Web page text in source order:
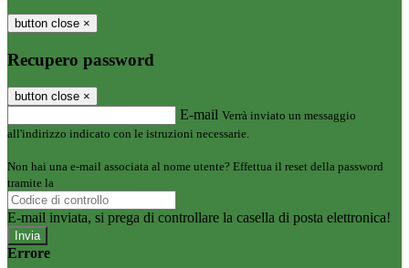
button close ×
Recupero password
button close ×
E-mail Verrà inviato un messaggio
all'indirizzo indicato con le istruzioni necessarie.
Non hai una e-mail associata al nome utente? Effettua il reset della password
tramite la
E-mail inviata, si prega di controllare la casella di posta elettronica!
Errore